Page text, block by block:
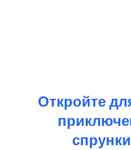
Откройте